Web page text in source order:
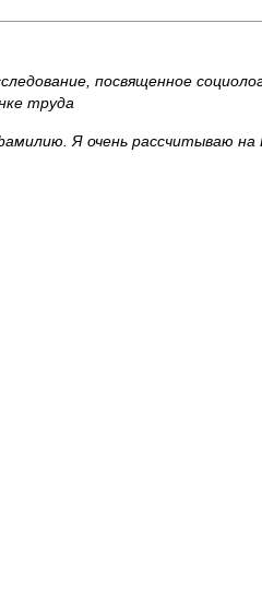
посвященное
труда
Я очень рассчитываю на